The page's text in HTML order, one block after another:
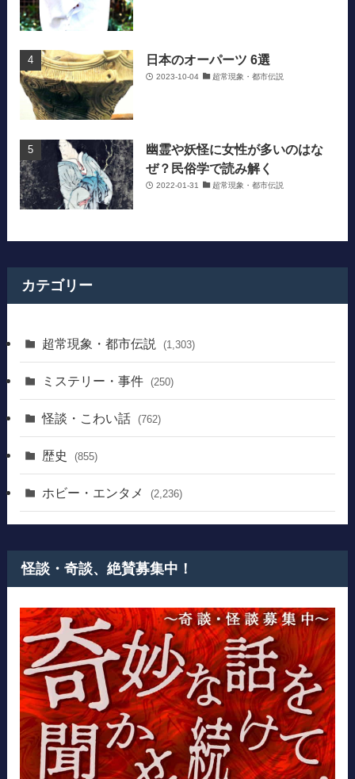
日本のオーパーツ 6選
2023-10-04 超常現象・都市伝説
幽霊や妖怪に女性が多いのはな
ぜ？民俗学で読み解く
2022-01-31 超常現象・都市伝説
カテゴリー
超常現象・都市伝説 (1,303)
ミステリー・事件 (250)
怪談・こわい話 (762)
歴史 (855)
ホビー・エンタメ (2,236)
怪談・奇談、絶賛募集中！